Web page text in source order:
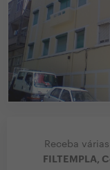
Receba
FILTEMPLA,